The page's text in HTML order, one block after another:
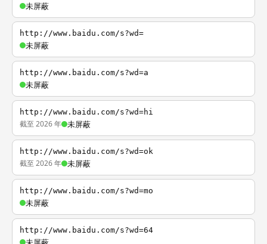
未屏蔽
http://www.baidu.com/s?wd=
未屏蔽
http://www.baidu.com/s?wd=a
未屏蔽
http://www.baidu.com/s?wd=hi
截至 2026 年 未屏蔽
http://www.baidu.com/s?wd=ok
截至 2026 年 未屏蔽
http://www.baidu.com/s?wd=mo
未屏蔽
http://www.baidu.com/s?wd=64